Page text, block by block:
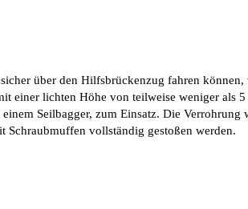
über den Hilfsbrückenzug fahren
einer lichten Höhe von teilweise weniger als
Seilbagger, zum Einsatz. Die Verrohrung
Schraubmuffen vollständig gestoßen werden.